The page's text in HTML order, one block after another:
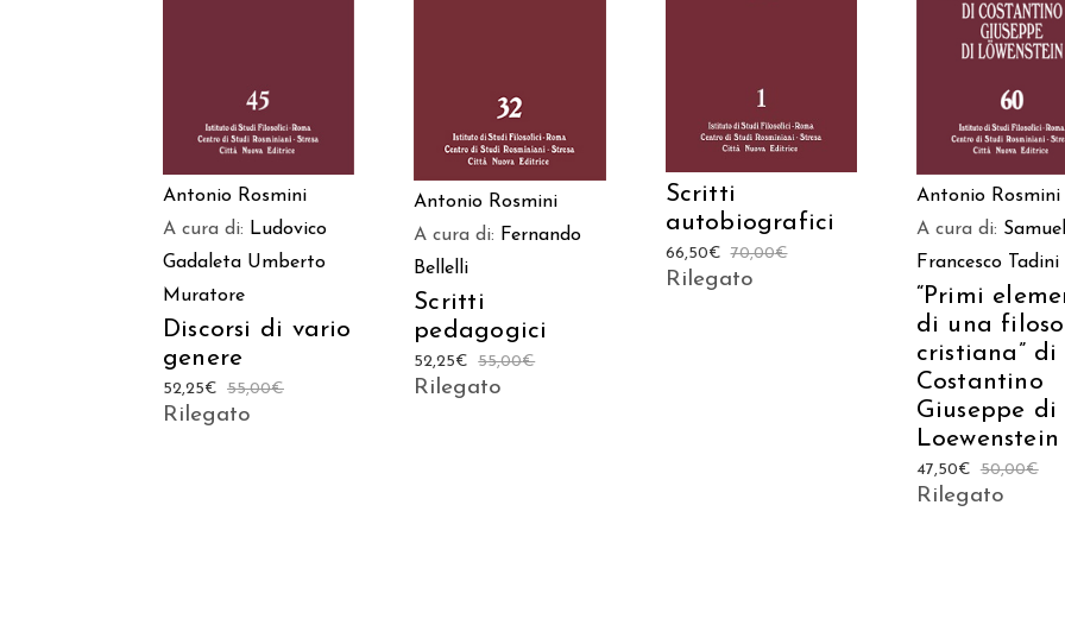
Antonio Rosmini
A cura di: Ludovico
Gadaleta Umberto
Muratore
Discorsi di vario
genere
55,00€
52,25€
Rilegato
Antonio Rosmini
A cura di: Fernando
Bellelli
Scritti
pedagogici
55,00€
52,25€
Rilegato
Scritti
autobiografici
70,00€
66,50€
Rilegato
AGGIUNGI AL
CARRELLO
Antonio Rosmini
A cura di:
Francesco Tadini
“Primi
di una
cristiana” di
Costantino
Giuseppe di
Loewenstein
50,00€
47,50€
Rilegato